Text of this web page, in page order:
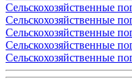
Сельскохозяйственные
Сельскохозяйственные
Сельскохозяйственные
Сельскохозяйственные
Сельскохозяйственные